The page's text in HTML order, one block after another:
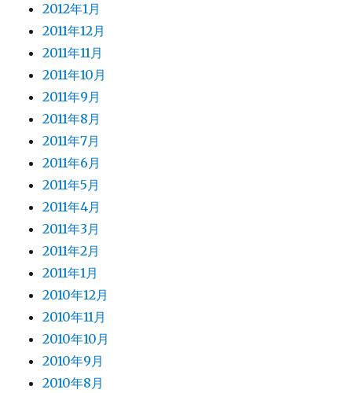
2012年1月
2011年12月
2011年11月
2011年10月
2011年9月
2011年8月
2011年7月
2011年6月
2011年5月
2011年4月
2011年3月
2011年2月
2011年1月
2010年12月
2010年11月
2010年10月
2010年9月
2010年8月